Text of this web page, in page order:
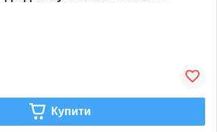
Купити